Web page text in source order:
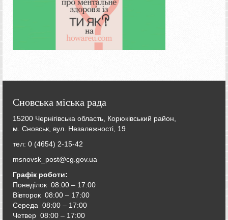
Сновська міська рада
15200 Чернігівська область, Корюківський район,
м. Сновськ, вул. Незалежності, 19
тел: 0 (4654) 2-15-42
msnovsk_post@cg.gov.ua
Графік роботи:
Понеділок 08:00 – 17:00
Вівторок 08:00 – 17:00
Середа 08:00 – 17:00
Четвер 08:00 – 17:00